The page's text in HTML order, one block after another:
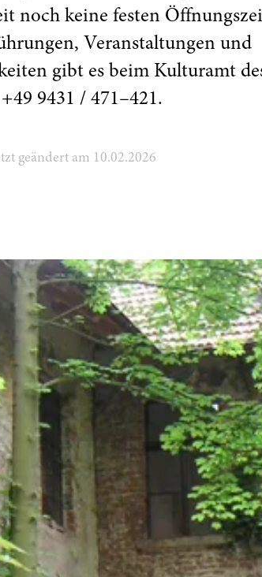
noch keine festen
Veranstaltungen und
gibt es beim Kulturamt
9431 / 471–421.
geändert am 10.02.2026